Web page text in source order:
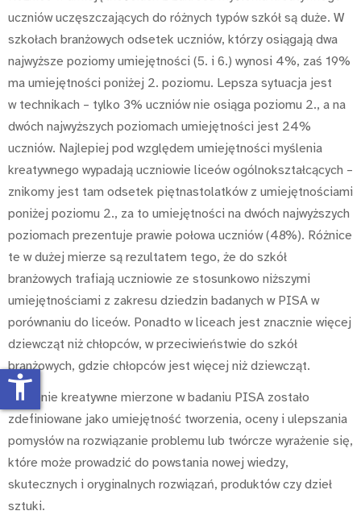
uczniów uczęszczających do różnych typów szkół są duże. W
szkołach branżowych odsetek uczniów, którzy osiągają dwa
najwyższe poziomy umiejętności (5. i 6.) wynosi 4%, zaś 19%
ma umiejętności poniżej 2. poziomu. Lepsza sytuacja jest
w technikach – tylko 3% uczniów nie osiąga poziomu 2., a na
dwóch najwyższych poziomach umiejętności jest 24%
uczniów. Najlepiej pod względem umiejętności myślenia
kreatywnego wypadają uczniowie liceów ogólnokształcących –
znikomy jest tam odsetek piętnastolatków z umiejętnościami
poniżej poziomu 2., za to umiejętności na dwóch najwyższych
poziomach prezentuje prawie połowa uczniów (48%). Różnice
te w dużej mierze są rezultatem tego, że do szkół
branżowych trafiają uczniowie ze stosunkowo niższymi
umiejętnościami z zakresu dziedzin badanych w PISA w
porównaniu do liceów. Ponadto w liceach jest znacznie więcej
dziewcząt niż chłopców, w przeciwieństwie do szkół
branżowych, gdzie chłopców jest więcej niż dziewcząt.
Myślenie kreatywne mierzone w badaniu PISA zostało
zdefiniowane jako umiejętność tworzenia, oceny i ulepszania
pomysłów na rozwiązanie problemu lub twórcze wyrażenie się,
które może prowadzić do powstania nowej wiedzy,
skutecznych i oryginalnych rozwiązań, produktów czy dzieł
sztuki.
accessibility_new